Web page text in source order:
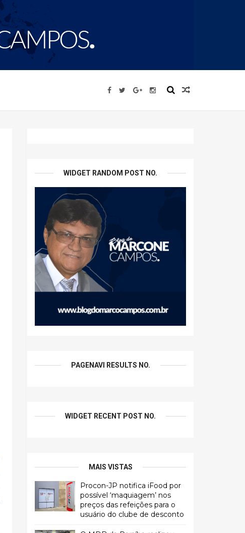
WIDGET RANDOM POST NO.
PAGENAVI RESULTS NO.
WIDGET RECENT POST NO.
MAIS VISTAS
Procon-JP notifica iFood por
possível ‘maquiagem’ nos
preços das refeições para o
usuário do clube de desconto